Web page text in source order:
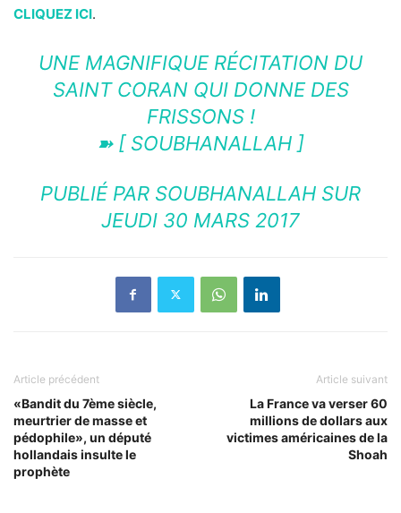
CLIQUEZ ICI.
UNE MAGNIFIQUE RÉCITATION DU
SAINT CORAN QUI DONNE DES
FRISSONS !
➽ [ SOUBHANALLAH ]
PUBLIÉ PAR SOUBHANALLAH SUR
JEUDI 30 MARS 2017
Article précédent
«Bandit du 7ème siècle,
meurtrier de masse et
pédophile», un député
hollandais insulte le
prophète
Article suivant
La France va verser 60
millions de dollars aux
victimes américaines de la
Shoah